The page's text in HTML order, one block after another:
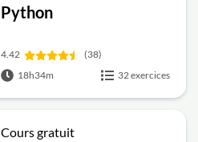
Python
4.42
(38)
18h34m
32 exercices
Cours gratuit